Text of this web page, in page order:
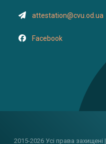
attestation@cvu.od.ua
Facebook
2015-2026 Усі права захищені